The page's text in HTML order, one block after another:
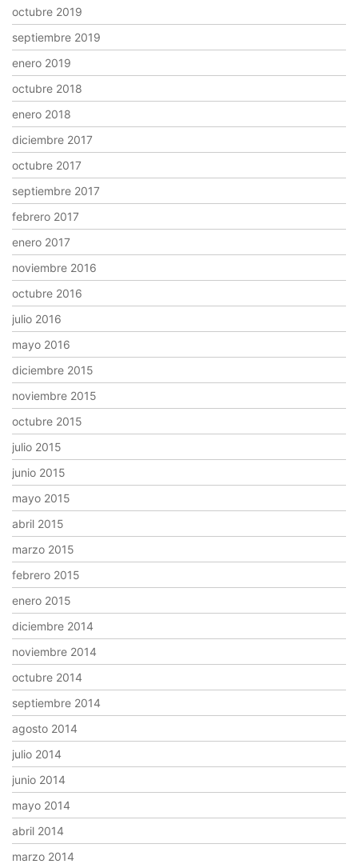
octubre 2019
septiembre 2019
enero 2019
octubre 2018
enero 2018
diciembre 2017
octubre 2017
septiembre 2017
febrero 2017
enero 2017
noviembre 2016
octubre 2016
julio 2016
mayo 2016
diciembre 2015
noviembre 2015
octubre 2015
julio 2015
junio 2015
mayo 2015
abril 2015
marzo 2015
febrero 2015
enero 2015
diciembre 2014
noviembre 2014
octubre 2014
septiembre 2014
agosto 2014
julio 2014
junio 2014
mayo 2014
abril 2014
marzo 2014